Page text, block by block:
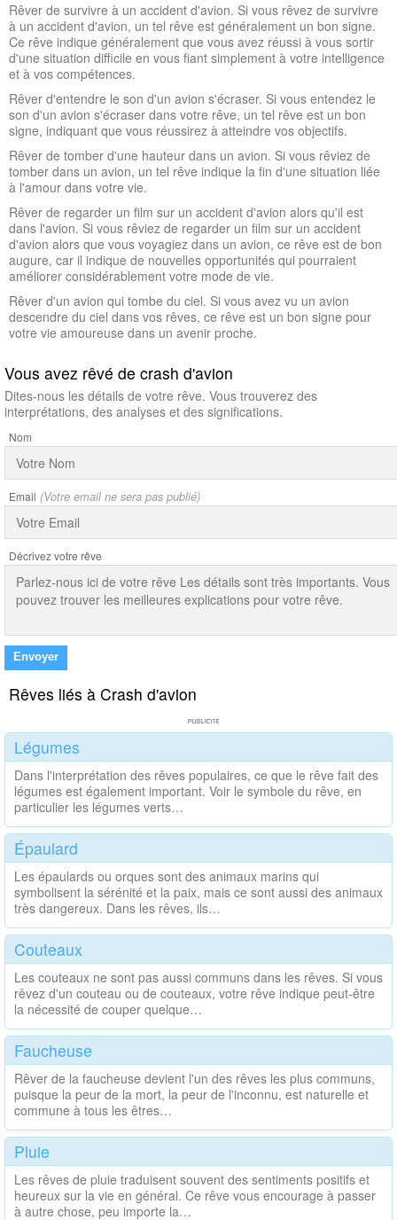
Rêver de survivre à un accident d'avion. Si vous rêvez de survivre
à un accident d'avion, un tel rêve est généralement un bon signe.
Ce rêve indique généralement que vous avez réussi à vous sortir
d'une situation difficile en vous fiant simplement à votre intelligence
et à vos compétences.
Rêver d'entendre le son d'un avion s'écraser. Si vous entendez le
son d'un avion s'écraser dans votre rêve, un tel rêve est un bon
signe, indiquant que vous réussirez à atteindre vos objectifs.
Rêver de tomber d'une hauteur dans un avion. Si vous rêviez de
tomber dans un avion, un tel rêve indique la fin d'une situation liée
à l'amour dans votre vie.
Rêver de regarder un film sur un accident d'avion alors qu'il est
dans l'avion. Si vous rêviez de regarder un film sur un accident
d'avion alors que vous voyagiez dans un avion, ce rêve est de bon
augure, car il indique de nouvelles opportunités qui pourraient
améliorer considérablement votre mode de vie.
Rêver d'un avion qui tombe du ciel. Si vous avez vu un avion
descendre du ciel dans vos rêves, ce rêve est un bon signe pour
votre vie amoureuse dans un avenir proche.
Vous avez rêvé de crash d'avion
Dites-nous les détails de votre rêve. Vous trouverez des
interprétations, des analyses et des significations.
Nom
Email (Votre email ne sera pas publié)
Décrivez votre rêve
Envoyer
Rêves liés à Crash d'avion
Légumes
Dans l'interprétation des rêves populaires, ce que le rêve fait des
légumes est également important. Voir le symbole du rêve, en
particulier les légumes verts…
Épaulard
Les épaulards ou orques sont des animaux marins qui
symbolisent la sérénité et la paix, mais ce sont aussi des animaux
très dangereux. Dans les rêves, ils…
Couteaux
Les couteaux ne sont pas aussi communs dans les rêves. Si vous
rêvez d'un couteau ou de couteaux, votre rêve indique peut-être
la nécessité de couper quelque…
Faucheuse
Rêver de la faucheuse devient l'un des rêves les plus communs,
puisque la peur de la mort, la peur de l'inconnu, est naturelle et
commune à tous les êtres…
Pluie
Les rêves de pluie traduisent souvent des sentiments positifs et
heureux sur la vie en général. Ce rêve vous encourage à passer
à autre chose, peu importe la…